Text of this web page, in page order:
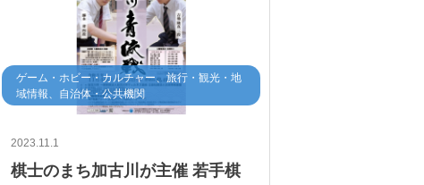
ゲーム・ホビー・カルチャー、旅行・観光・地
域情報、自治体・公共機関
2023.11.1
棋士のまち加古川が主催 若手棋